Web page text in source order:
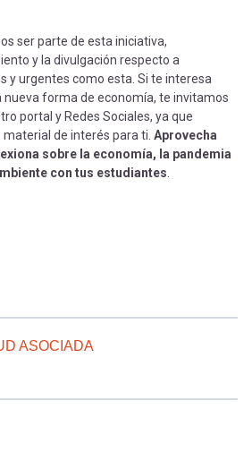
ser parte de esta iniciativa,
y la divulgación respecto a
y urgentes como esta. Si te interesa
nueva forma de economía, te invitamos
portal y Redes Sociales, ya que
de interés para ti. Aprovecha
sobre la economía, la pandemia
con tus estudiantes
ASOCIADA